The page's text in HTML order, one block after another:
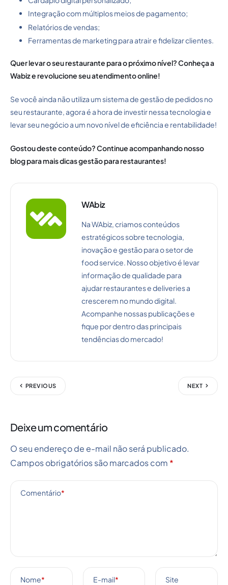
Integração com múltiplos meios de pagamento;
Relatórios de vendas;
Ferramentas de marketing para atrair e fidelizar clientes.
Quer levar o seu restaurante para o próximo nível? Conheça a
Wabiz e revolucione seu atendimento online!
Se você ainda não utiliza um sistema de gestão de pedidos no
seu restaurante, agora é a hora de investir nessa tecnologia e
levar seu negócio a um novo nível de eficiência e rentabilidade!
Gostou deste conteúdo? Continue acompanhando nosso
blog para mais dicas gestão para restaurantes!
WAbiz
Na WAbiz, criamos conteúdos
estratégicos sobre tecnologia,
inovação e gestão para o setor de
food service. Nosso objetivo é levar
informação de qualidade para
ajudar restaurantes e deliveries a
crescerem no mundo digital.
Acompanhe nossas publicações e
fique por dentro das principais
tendências do mercado!
PREVIOUS NEXT
Deixe um comentário
O seu endereço de e-mail não será publicado.
Campos obrigatórios são marcados com *
Comentário*
Nome* E-mail* Site